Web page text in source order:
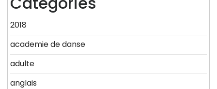
2018
academie de danse
adulte
anglais